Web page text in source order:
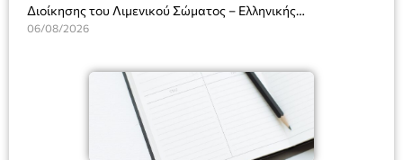
Διοίκησης του Λιμενικού Σώματος – Ελληνικής
Ακτοφυλακής (Λ.Σ.-ΕΛ.ΑΚΤ.), Αρχιπλοίαρχο Λ.Σ. κ. Ιωάννη
06/08/2026